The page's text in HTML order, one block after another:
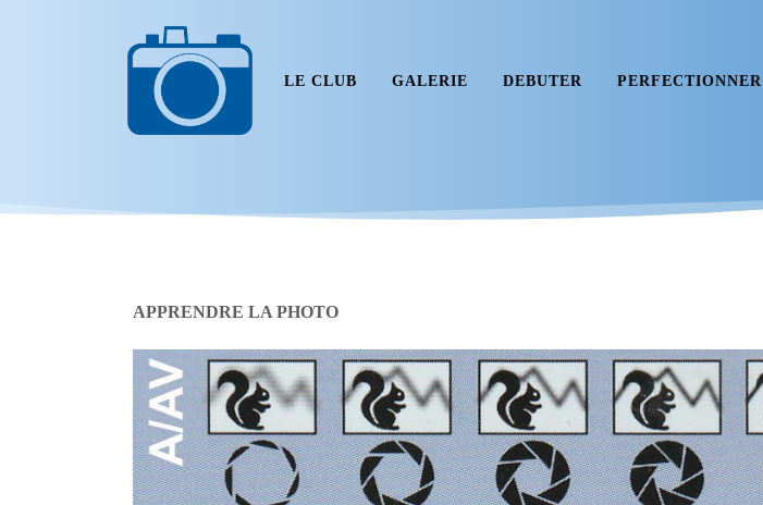
LE CLUB GALERIE DEBUTER PERFECTIONNER
APPRENDRE LA PHOTO